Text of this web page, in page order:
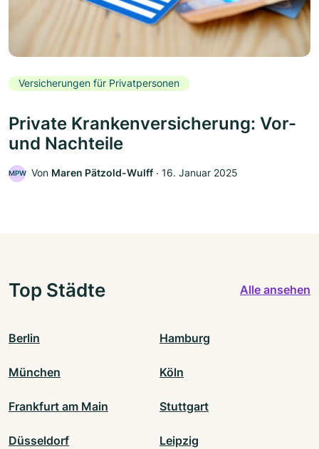
Versicherungen für Privatpersonen
Private Krankenversicherung: Vor-
und Nachteile
MPW Von Maren Pätzold-Wulff ‧ 16. Januar 2025
Top Städte Alle ansehen
Berlin Hamburg
München Köln
Frankfurt am Main Stuttgart
Düsseldorf Leipzig